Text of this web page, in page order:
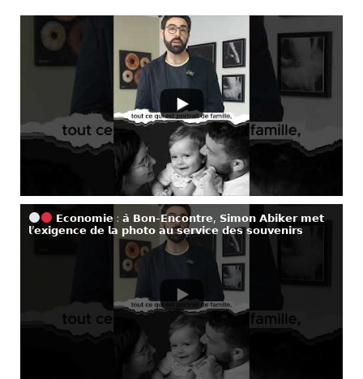
𝗘𝗰𝗼𝗻𝗼𝗺𝗶𝗲 : 𝗮̀ 𝗕𝗼𝗻-𝗘𝗻𝗰𝗼𝗻𝘁𝗿𝗲, 𝗦𝗶𝗺𝗼𝗻 𝗔𝗯𝗶𝗸𝗲𝗿 𝗺𝗲𝘁
𝗹’𝗲𝘅𝗶𝗴𝗲𝗻𝗰𝗲 𝗱𝗲 𝗹𝗮 𝗽𝗵𝗼𝘁𝗼 𝗮𝘂 𝘀𝗲𝗿𝘃𝗶𝗰𝗲 𝗱𝗲𝘀 𝘀𝗼𝘂𝘃𝗲𝗻𝗶𝗿𝘀